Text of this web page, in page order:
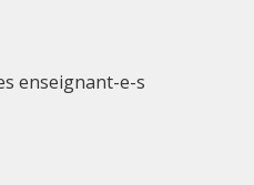
enseignant-e-s